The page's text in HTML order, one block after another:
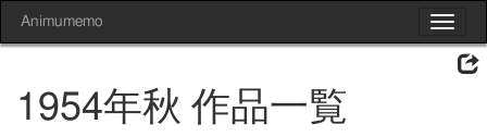
Toggle
Animumemo
1954年秋 作品一覧